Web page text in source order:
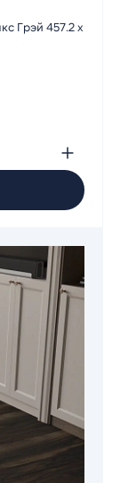
Грэй 457.2 х